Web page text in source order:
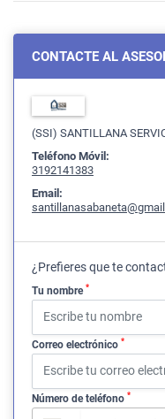
CONTACTE AL
(SSI) SANTILLANA
Teléfono Móvil:
3192141383
Email:
¿Prefieres que te
Tu nombre *
Correo electrónico *
Número de teléfono *